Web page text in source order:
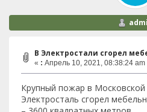
В Электростали сгорел
« : Апрель 10, 2021, 08:38:24 am
Крупный пожар в
Электросталь сгорел